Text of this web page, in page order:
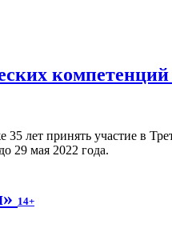
лет принять участие в
29 мая 2022 года.
14+